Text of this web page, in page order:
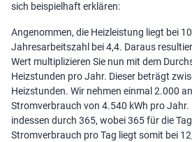
sich beispielhaft erklären:
Angenommen, die Heizleistung liegt bei
Jahresarbeitszahl bei 4,4. Daraus
Wert multiplizieren Sie nun mit dem
Heizstunden pro Jahr. Dieser beträgt
Heizstunden. Wir nehmen einmal 2.000
Stromverbrauch von 4.540 kWh pro Jahr.
indessen durch 365, wobei 365 für die
Stromverbrauch pro Tag liegt somit bei